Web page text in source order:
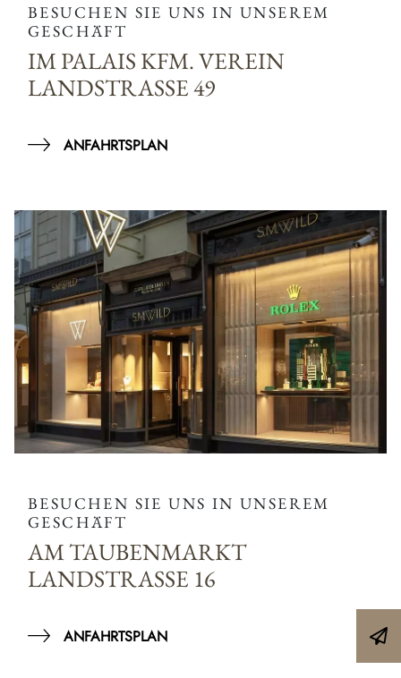
BESUCHEN SIE UNS IN UNSEREM
GESCHÄFT
IM PALAIS KFM. VEREIN
LANDSTRASSE 49
ANFAHRTSPLAN
BESUCHEN SIE UNS IN UNSEREM
GESCHÄFT
AM TAUBENMARKT
LANDSTRASSE 16
ANFAHRTSPLAN